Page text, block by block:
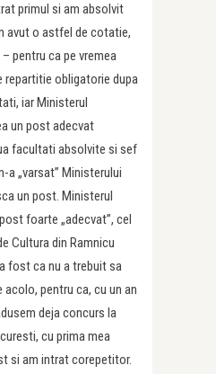
primul si am absolvit
avut o astfel de cotatie,
pentru ca pe vremea
repartitie obligatorie dupa
iar Ministerul
un post adecvat
facultati absolvite si sef
a „varsat” Ministerului
un post. Ministerul
foarte „adecvat”, cel
Cultura din Ramnicu
fost ca nu a trebuit sa
pentru ca, cu un an
deja concurs la
cu prima mea
si am intrat corepetitor.